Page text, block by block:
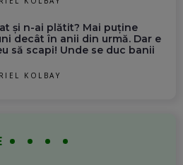
și n-ai plătit? Mai puține
decât în anii din urmă. Dar e
să scapi! Unde se duc banii
KOLBAY